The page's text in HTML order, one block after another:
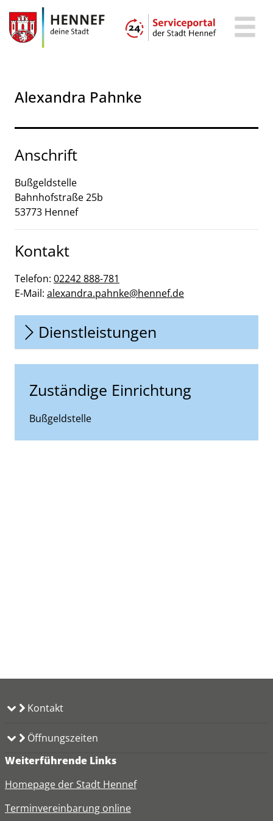
Zum Hauptinhalt springen
Zum Header
Zum Hauptinhalt
Zum Footer
Alexandra Pahnke
Anschrift
Bußgeldstelle
Bahnhofstraße25b
53773 Hennef
Kontakt
Telefon: 02242 888-781
E-Mail: alexandra.pahnke@hennef.de
Dienstleistungen
Zuständige Einrichtung
Bußgeldstelle
Kontakt
Öffnungszeiten
Weiterführende Links
Homepage der Stadt Hennef
Terminvereinbarung online